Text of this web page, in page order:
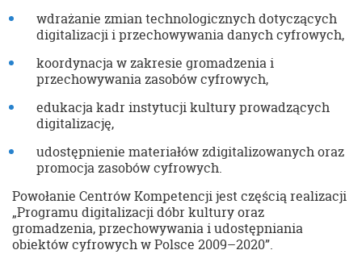
wdrażanie zmian technologicznych dotyczących
digitalizacji i przechowywania danych cyfrowych,
koordynacja w zakresie gromadzenia i
przechowywania zasobów cyfrowych,
edukacja kadr instytucji kultury prowadzących
digitalizację,
udostępnienie materiałów zdigitalizowanych oraz
promocja zasobów cyfrowych.
Powołanie Centrów Kompetencji jest częścią realizacji
„Programu digitalizacji dóbr kultury oraz
gromadzenia, przechowywania i udostępniania
obiektów cyfrowych w Polsce 2009–2020”.